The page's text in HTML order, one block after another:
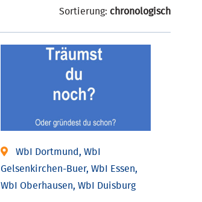
Sortierung: chronologisch
WbI Dortmund, WbI
Gelsenkirchen-Buer, WbI Essen,
WbI Oberhausen, WbI Duisburg